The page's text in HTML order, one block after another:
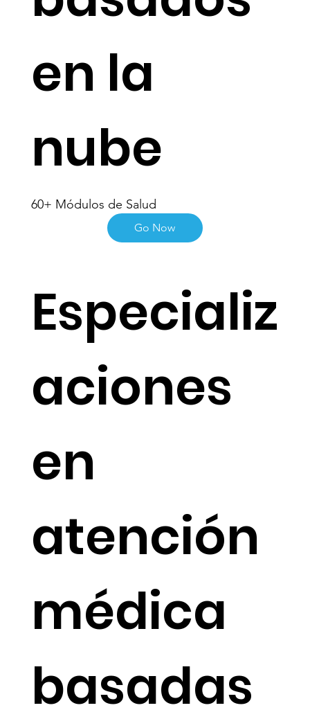
basados ​​
en la
nube
60+ Módulos de Salud
Especializ
aciones
en
atención
médica